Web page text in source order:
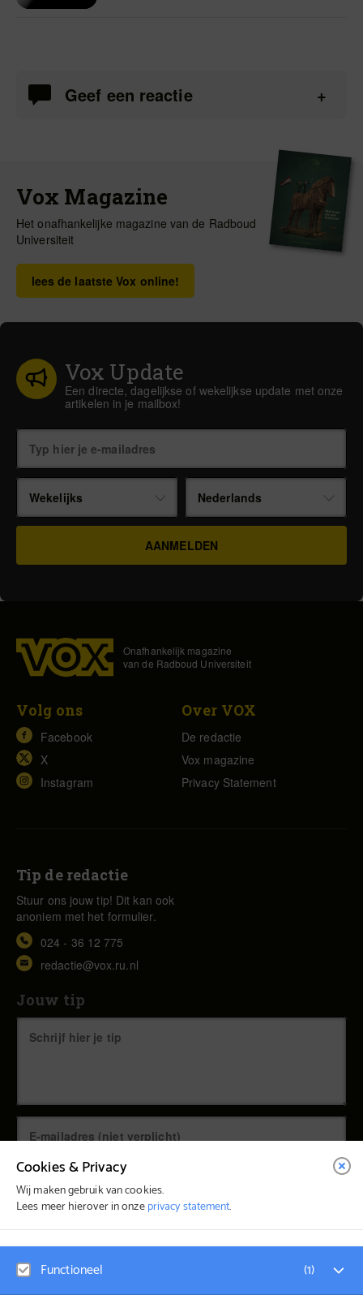
Geef een reactie
Vox Magazine
Het onafhankelijke magazine van de Radboud
Universiteit
lees de laatste Vox online!
Vox Update
Een directe, dagelijkse of wekelijkse update met onze
artikelen in je mailbox!
Wekelijks Nederlands
Onafhankelijk magazine
van de Radboud Universiteit
Volg ons
Facebook
X
Instagram
Over VOX
De redactie
Vox magazine
Privacy Statement
Tip de redactie
Stuur ons jouw tip! Dit kan ook
anoniem met het formulier.
024 - 36 12 775
redactie@vox.ru.nl
Jouw tip
© Vox Magazine 2026
Cookies & Privacy
Wij maken gebruik van cookies.
Lees meer hierover in onzeprivacy statement.
Functioneel (1)